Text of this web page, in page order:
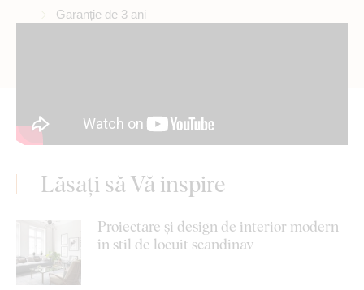
Garanție de 3 ani
Lăsați să Vă inspire
Proiectare și design de interior modern
în stil de locuit scandinav